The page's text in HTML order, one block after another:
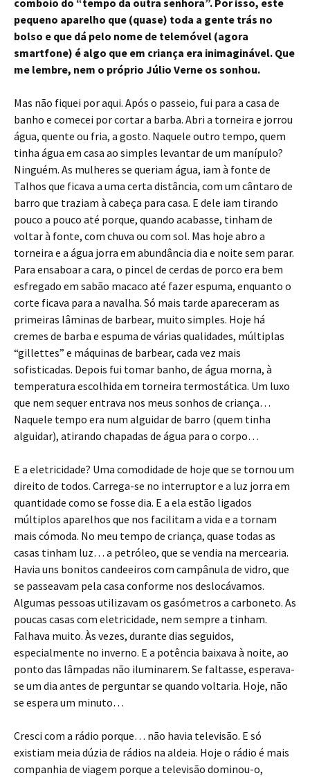
comboio do “tempo da outra senhora”. Por isso, este
pequeno aparelho que (quase) toda a gente trás no
bolso e que dá pelo nome de telemóvel (agora
smartfone) é algo que em criança era inimaginável. Que
me lembre, nem o próprio Júlio Verne os sonhou.
Mas não fiquei por aqui. Após o passeio, fui para a casa de
banho e comecei por cortar a barba. Abri a torneira e jorrou
água, quente ou fria, a gosto. Naquele outro tempo, quem
tinha água em casa ao simples levantar de um manípulo?
Ninguém. As mulheres se queriam água, iam à fonte de
Talhos que ficava a uma certa distância, com um cântaro de
barro que traziam à cabeça para casa. E dele iam tirando
pouco a pouco até porque, quando acabasse, tinham de
voltar à fonte, com chuva ou com sol. Mas hoje abro a
torneira e a água jorra em abundância dia e noite sem parar.
Para ensaboar a cara, o pincel de cerdas de porco era bem
esfregado em sabão macaco até fazer espuma, enquanto o
corte ficava para a navalha. Só mais tarde apareceram as
primeiras lâminas de barbear, muito simples. Hoje há
cremes de barba e espuma de várias qualidades, múltiplas
“gillettes” e máquinas de barbear, cada vez mais
sofisticadas. Depois fui tomar banho, de água morna, à
temperatura escolhida em torneira termostática. Um luxo
que nem sequer entrava nos meus sonhos de criança…
Naquele tempo era num alguidar de barro (quem tinha
alguidar), atirando chapadas de água para o corpo…
E a eletricidade? Uma comodidade de hoje que se tornou um
direito de todos. Carrega-se no interruptor e a luz jorra em
quantidade como se fosse dia. E a ela estão ligados
múltiplos aparelhos que nos facilitam a vida e a tornam
mais cómoda. No meu tempo de criança, quase todas as
casas tinham luz… a petróleo, que se vendia na mercearia.
Havia uns bonitos candeeiros com campânula de vidro, que
se passeavam pela casa conforme nos deslocávamos.
Algumas pessoas utilizavam os gasómetros a carboneto. As
poucas casas com eletricidade, nem sempre a tinham.
Falhava muito. Às vezes, durante dias seguidos,
especialmente no inverno. E a potência baixava à noite, ao
ponto das lâmpadas não iluminarem. Se faltasse, esperava-
se um dia antes de perguntar se quando voltaria. Hoje, não
se espera um minuto…
Cresci com a rádio porque… não havia televisão. E só
existiam meia dúzia de rádios na aldeia. Hoje o rádio é mais
companhia de viagem porque a televisão dominou-o,